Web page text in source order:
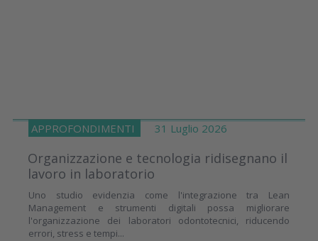
APPROFONDIMENTI 31 Luglio 2026
Organizzazione e tecnologia ridisegnano il
lavoro in laboratorio
Uno studio evidenzia come l'integrazione tra Lean
Management e strumenti digitali possa migliorare
l'organizzazione dei laboratori odontotecnici, riducendo
errori, stress e tempi...